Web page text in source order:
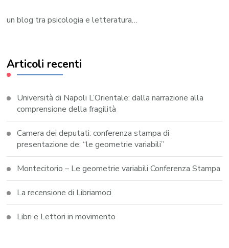
un blog tra psicologia e letteratura…
Articoli recenti
Università di Napoli L’Orientale: dalla narrazione alla
comprensione della fragilità
Camera dei deputati: conferenza stampa di
presentazione de: “le geometrie variabili”
Montecitorio – Le geometrie variabili Conferenza Stampa
La recensione di Libriamoci
Libri e Lettori in movimento